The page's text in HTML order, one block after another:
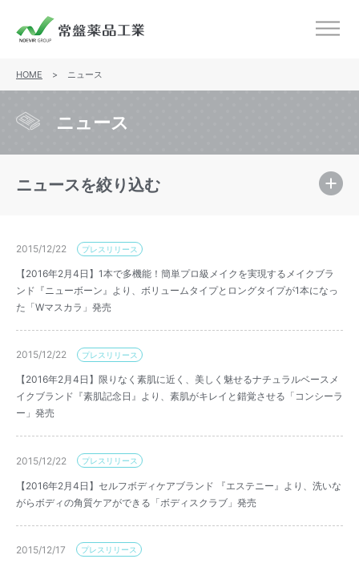
HOME > ニュース
ニュース
ニュースを絞り込む
2015/12/22 プレスリリース
【2016年2月4日】1本で多機能！簡単プロ級メイクを実現するメイクブラ
ンド『ニューボーン』より、ボリュームタイプとロングタイプが1本になっ
た「Wマスカラ」発売
2015/12/22 プレスリリース
【2016年2月4日】限りなく素肌に近く、美しく魅せるナチュラルベースメ
イクブランド『素肌記念日』より、素肌がキレイと錯覚させる「コンシーラ
ー」発売
2015/12/22 プレスリリース
【2016年2月4日】セルフボディケアブランド 『エステニー』より、洗いな
がらボディの角質ケアができる「ボディスクラブ」発売
2015/12/17 プレスリリース